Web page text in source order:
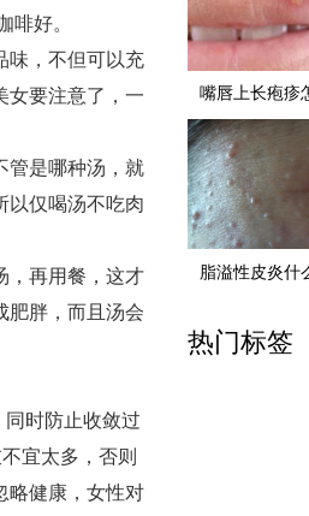
啡好。
味，不但可以充
女要注意了，一
管是哪种汤，就
以仅喝汤不吃肉
，再用餐，这才
肥胖，而且汤会
同时防止收敛过
宜太多，否则
略健康，女性对
热门标签